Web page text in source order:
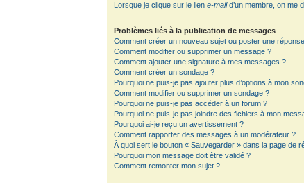
Lorsque je clique sur le liene-maild’un membre, on me
Problèmes liés à la publication de messages
Comment créer un nouveau sujet ou poster une
Comment modifier ou supprimer un message ?
Comment ajouter une signature à mes messages ?
Comment créer un sondage ?
Pourquoi ne puis-je pas ajouter plus d’options à mon
Comment modifier ou supprimer un sondage ?
Pourquoi ne puis-je pas accéder à un forum ?
Pourquoi ne puis-je pas joindre des fichiers à mon
Pourquoi ai-je reçu un avertissement ?
Comment rapporter des messages à un modérateur ?
À quoi sert le bouton « Sauvegarder » dans la page de
Pourquoi mon message doit être validé ?
Comment remonter mon sujet ?